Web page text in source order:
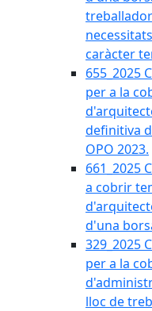
caràcter
655_2025
per a la
definitiva
OPO 2023.
661_2025
a cobrir
d'una
329_2025
per a la
lloc de